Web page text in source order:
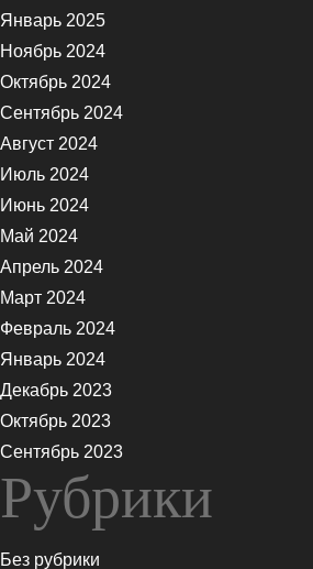
Январь 2025
Ноябрь 2024
Октябрь 2024
Сентябрь 2024
Август 2024
Июль 2024
Июнь 2024
Май 2024
Апрель 2024
Март 2024
Февраль 2024
Январь 2024
Декабрь 2023
Октябрь 2023
Сентябрь 2023
Рубрики
Без рубрики